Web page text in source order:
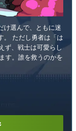
け選んで、ともに迷
。 ただし勇者は「は
ず、戦士は可愛らし
す。誰を救うのかを